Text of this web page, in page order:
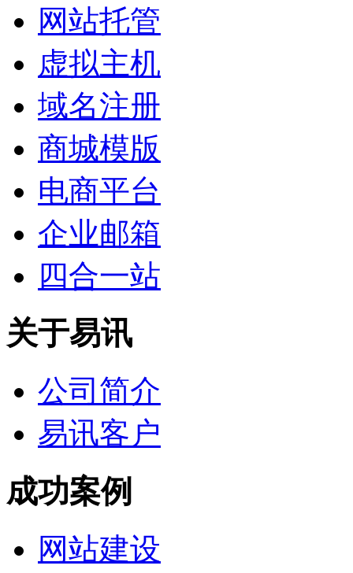
网站托管
虚拟主机
域名注册
商城模版
电商平台
企业邮箱
四合一站
关于易讯
公司简介
易讯客户
成功案例
网站建设